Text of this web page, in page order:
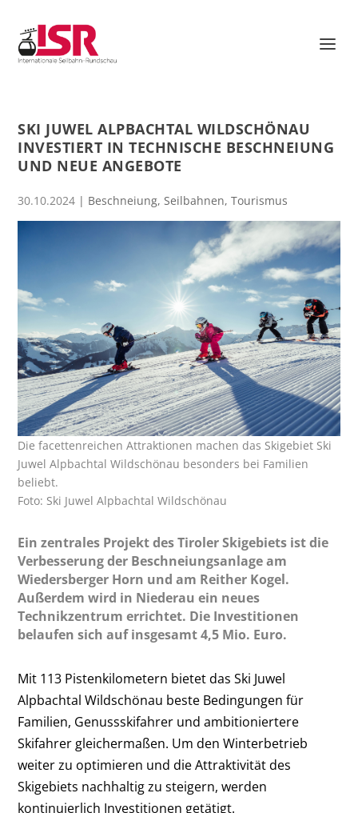
SKI JUWEL ALPBACHTAL WILDSCHÖNAU
INVESTIERT IN TECHNISCHE BESCHNEIUNG
UND NEUE ANGEBOTE
30.10.2024 | Beschneiung,Seilbahnen,Tourismus
Die facettenreichen Attraktionen machen das Skigebiet Ski
Juwel Alpbachtal Wildschönau besonders bei Familien
beliebt.
Foto: Ski Juwel Alpbachtal Wildschönau
Ein zentrales Projekt des Tiroler Skigebiets ist die
Verbesserung der Beschneiungsanlage am
Wiedersberger Horn und am Reither Kogel.
Außerdem wird in Niederau ein neues
Technikzentrum errichtet. Die Investitionen
belaufen sich auf insgesamt 4,5 Mio. Euro.
Mit 113 Pistenkilometern bietet das Ski Juwel
Alpbachtal Wildschönau beste Bedingungen für
Familien, Genussskifahrer und ambitioniertere
Skifahrer gleichermaßen. Um den Winterbetrieb
weiter zu optimieren und die Attraktivität des
Skigebiets nachhaltig zu steigern, werden
kontinuierlich Investitionen getätigt.